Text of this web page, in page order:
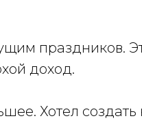
праздников.
доход.
Хотел